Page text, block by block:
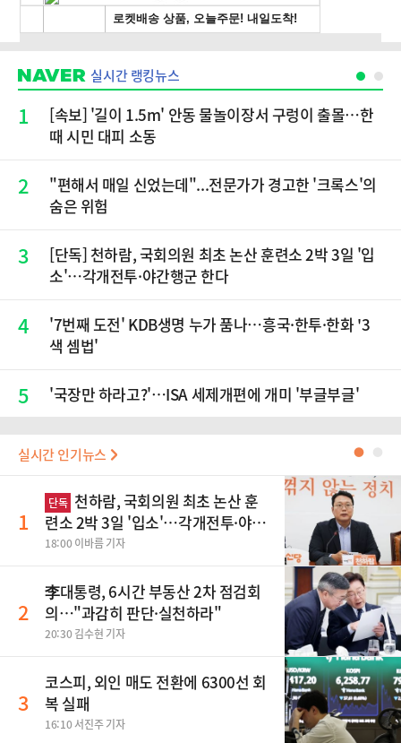
실시간 랭킹뉴스
1
[속보] '길이 1.5m' 안동 물놀이장서 구렁이 출몰…한
때 시민 대피 소동
2
"편해서 매일 신었는데"...전문가가 경고한 '크록스'의
숨은 위험
3
[단독] 천하람, 국회의원 최초 논산 훈련소 2박 3일 '입
소'…각개전투·야간행군 한다
4
'7번째 도전' KDB생명 누가 품나…흥국·한투·한화 '3
색 셈법'
5 '국장만 하라고?'…ISA 세제개편에 개미 '부글부글'
실시간 인기뉴스 ●
1
단독 천하람, 국회의원 최초 논산 훈
련소 2박 3일 '입소'…각개전투·야간
행군 한다
18:00 이바름 기자
2
李대통령, 6시간 부동산 2차 점검회
의…"과감히 판단·실천하라"
20:30 김수현 기자
3
코스피, 외인 매도 전환에 6300선 회
복 실패
16:10 서진주 기자